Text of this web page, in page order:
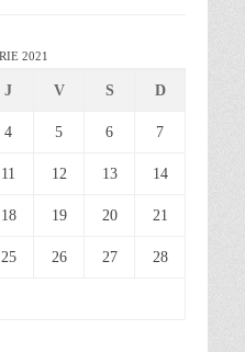
2021
J V S D
4 5 6 7
11 12 13 14
18 19 20 21
25 26 27 28